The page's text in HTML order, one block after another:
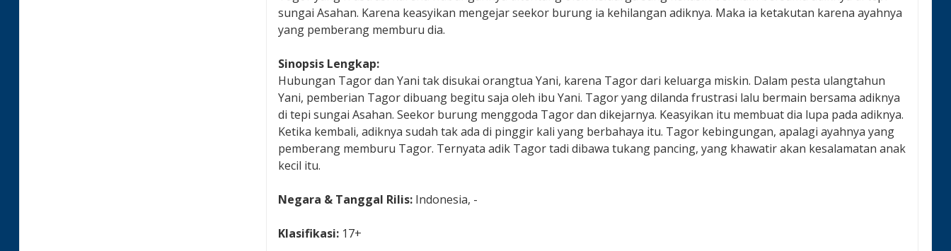
sungai Asahan. Karena keasyikan mengejar seekor burung ia kehilangan adiknya. Maka ia ketakutan karena ayahnya
yang pemberang memburu dia.
Sinopsis Lengkap:
Hubungan Tagor dan Yani tak disukai orangtua Yani, karena Tagor dari keluarga miskin. Dalam pesta ulangtahun
Yani, pemberian Tagor dibuang begitu saja oleh ibu Yani. Tagor yang dilanda frustrasi lalu bermain bersama adiknya
di tepi sungai Asahan. Seekor burung menggoda Tagor dan dikejarnya. Keasyikan itu membuat dia lupa pada adiknya.
Ketika kembali, adiknya sudah tak ada di pinggir kali yang berbahaya itu. Tagor kebingungan, apalagi ayahnya yang
pemberang memburu Tagor. Ternyata adik Tagor tadi dibawa tukang pancing, yang khawatir akan kesalamatan anak
kecil itu.
Negara & Tanggal Rilis: Indonesia, -
Klasifikasi: 17+